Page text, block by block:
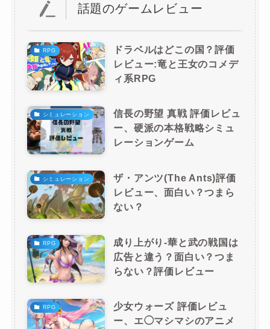
話題のゲームレビュー
RPG
ドラベルはどこの国？評価
レビュー:竜と王女のコメデ
ィ系RPG
シミュレーション
信長の野望 真戦 評価レビュ
ー、硬派の本格戦略シミュ
レーションゲーム
シミュレーション
ザ・アンツ(The Ants)評価
レビュー、面白い？つまら
ない？
RPG
成り上がり-華と武の戦国は
広告と違う？面白い？つま
らない？評価レビュー
RPG
少女ウォーズ 評価レビュ
ー、エ◯マシマシのアニメ